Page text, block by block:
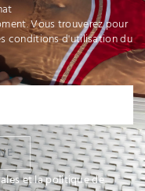
Vous trouverez pour
conditions d'utilisation du
et la politique de